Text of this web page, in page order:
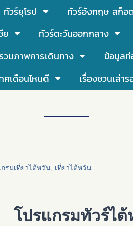
ทัวร์ยุโรป ทัวร์อังกฤษ สก็อ
ย ทัวร์ตะวันออกกลาง
วมภาพการเดินทาง ข้อมูลท่
ศเดือนไหนดี เรื่องชวนเล่า
รมเที่ยวไต้หวัน เที่ยวไต้หวัน
โปรแกรมทัวร์ไ